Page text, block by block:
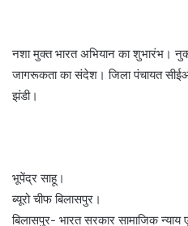
नशा मुक्त भारत अभियान का शुभारंभ।
जागरूकता का संदेश। जिला पंचायत
झंडी।
भूपेंद्र साहू।
ब्यूरो चीफ बिलासपुर।
बिलासपुर- भारत सरकार सामाजिक न्याय